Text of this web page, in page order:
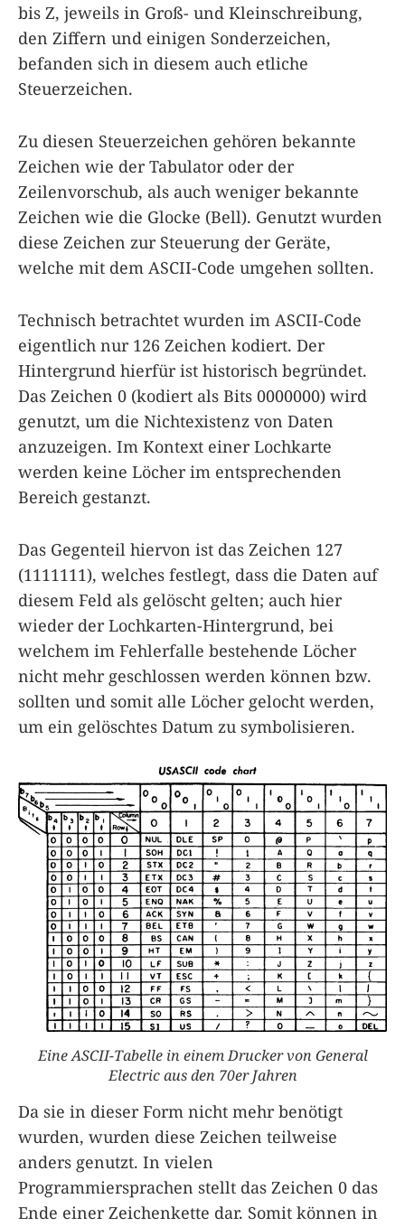
bis Z, jeweils in Groß- und Kleinschreibung,
den Ziffern und einigen Sonderzeichen,
befanden sich in diesem auch etliche
Steuerzeichen.
Zu diesen Steuerzeichen gehören bekannte
Zeichen wie der Tabulator oder der
Zeilenvorschub, als auch weniger bekannte
Zeichen wie die Glocke (Bell). Genutzt wurden
diese Zeichen zur Steuerung der Geräte,
welche mit dem ASCII-Code umgehen sollten.
Technisch betrachtet wurden im ASCII-Code
eigentlich nur 126 Zeichen kodiert. Der
Hintergrund hierfür ist historisch begründet.
Das Zeichen 0 (kodiert als Bits 0000000) wird
genutzt, um die Nichtexistenz von Daten
anzuzeigen. Im Kontext einer Lochkarte
werden keine Löcher im entsprechenden
Bereich gestanzt.
Das Gegenteil hiervon ist das Zeichen 127
(1111111), welches festlegt, dass die Daten auf
diesem Feld als gelöscht gelten; auch hier
wieder der Lochkarten-Hintergrund, bei
welchem im Fehlerfalle bestehende Löcher
nicht mehr geschlossen werden können bzw.
sollten und somit alle Löcher gelocht werden,
um ein gelöschtes Datum zu symbolisieren.
Eine ASCII-Tabelle in einem Drucker von General
Electric aus den 70er Jahren
Da sie in dieser Form nicht mehr benötigt
wurden, wurden diese Zeichen teilweise
anders genutzt. In vielen
Programmiersprachen stellt das Zeichen 0 das
Ende einer Zeichenkette dar. Somit können in